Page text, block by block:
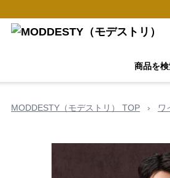
商品を
MODDESTY（モデストリ） TOP › ワ